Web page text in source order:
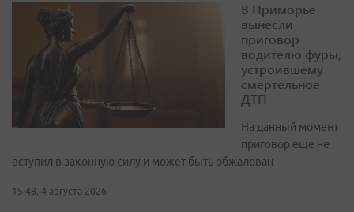
В Приморье
вынесли
приговор
водителю фуры,
устроившему
смертельное
ДТП
На данный момент
приговор еще не
вступил в законную силу и может быть обжалован
15:48, 4 августа 2026